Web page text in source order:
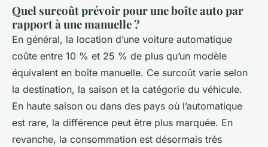
Quel surcoût prévoir pour une boîte auto par
rapport à une manuelle ?
En général, la location d’une voiture automatique
coûte entre 10 % et 25 % de plus qu’un modèle
équivalent en boîte manuelle. Ce surcoût varie selon
la destination, la saison et la catégorie du véhicule.
En haute saison ou dans des pays où l’automatique
est rare, la différence peut être plus marquée. En
revanche, la consommation est désormais très